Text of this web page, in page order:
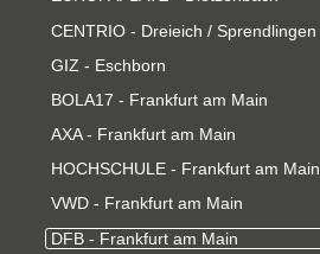
CENTRIO - Dreieich / Sprendlingen
GIZ - Eschborn
BOLA17 - Frankfurt am Main
AXA - Frankfurt am Main
HOCHSCHULE - Frankfurt am Main
VWD - Frankfurt am Main
DFB - Frankfurt am Main